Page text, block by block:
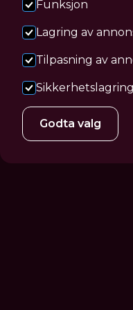
Funksjon
Lagring av
Tilpasning av
Sikkerhetslagring
Godta valg